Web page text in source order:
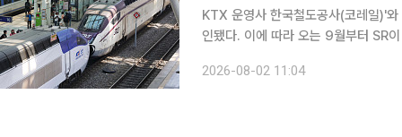
KTX 운영사 한국철도공사(코레일)'
인됐다. 이에 따라 오는 9월부터 SR
공정거래위원회는 코레일이 SR로부
2026-08-02 11:04